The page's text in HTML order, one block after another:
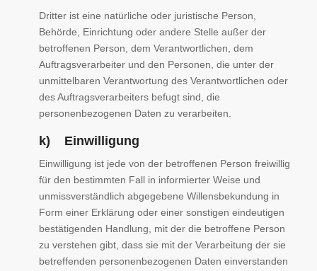
Dritter ist eine natürliche oder juristische Person,
Behörde, Einrichtung oder andere Stelle außer der
betroffenen Person, dem Verantwortlichen, dem
Auftragsverarbeiter und den Personen, die unter der
unmittelbaren Verantwortung des Verantwortlichen oder
des Auftragsverarbeiters befugt sind, die
personenbezogenen Daten zu verarbeiten.
k) Einwilligung
Einwilligung ist jede von der betroffenen Person freiwillig
für den bestimmten Fall in informierter Weise und
unmissverständlich abgegebene Willensbekundung in
Form einer Erklärung oder einer sonstigen eindeutigen
bestätigenden Handlung, mit der die betroffene Person
zu verstehen gibt, dass sie mit der Verarbeitung der sie
betreffenden personenbezogenen Daten einverstanden